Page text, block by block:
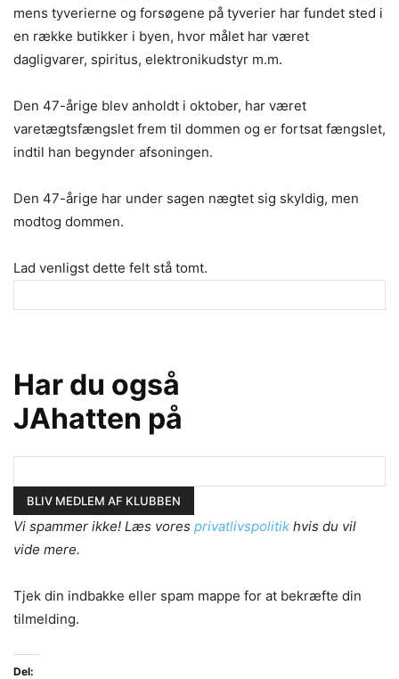
mens tyverierne og forsøgene på tyverier har fundet sted i
en række butikker i byen, hvor målet har været
dagligvarer, spiritus, elektronikudstyr m.m.
Den 47-årige blev anholdt i oktober, har været
varetægtsfængslet frem til dommen og er fortsat fængslet,
indtil han begynder afsoningen.
Den 47-årige har under sagen nægtet sig skyldig, men
modtog dommen.
Lad venligst dette felt stå tomt.
Har du også
JAhatten på
Vi spammer ikke! Læs vores privatlivspolitik hvis du vil
vide mere.
Tjek din indbakke eller spam mappe for at bekræfte din
tilmelding.
Del: